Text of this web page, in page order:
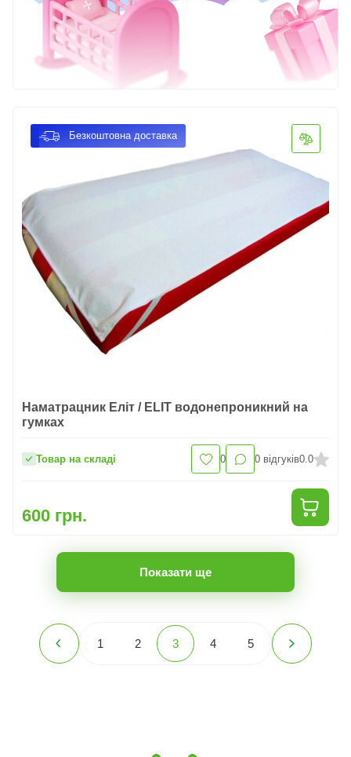
Безкоштовна доставка
Наматрацник Еліт / ELIT водонепроникний на
гумках
Товар на складі 0 0 відгуків0.0
600 грн.
Показати ще
1 2 3 4 5